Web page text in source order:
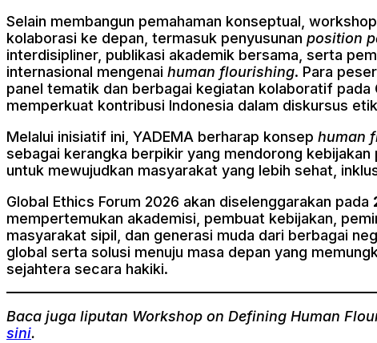
Selain membangun pemahaman konseptual,
kolaborasi ke depan, termasuk penyusunan position
interdisipliner, publikasi akademik bersama, serta
internasional mengenai human flourishing. Para
panel tematik dan berbagai kegiatan kolaboratif pada
memperkuat kontribusi Indonesia dalam diskursus
Melalui inisiatif ini, YADEMA berharap konsep human
sebagai kerangka berpikir yang mendorong
untuk mewujudkan masyarakat yang lebih sehat,
Global Ethics Forum 2026 akan diselenggarakan pada
mempertemukan akademisi, pembuat kebijakan,
masyarakat sipil, dan generasi muda dari berbagai
global serta solusi menuju masa depan yang
sejahtera secara hakiki.
Baca juga liputan Workshop on Defining Human
sini.